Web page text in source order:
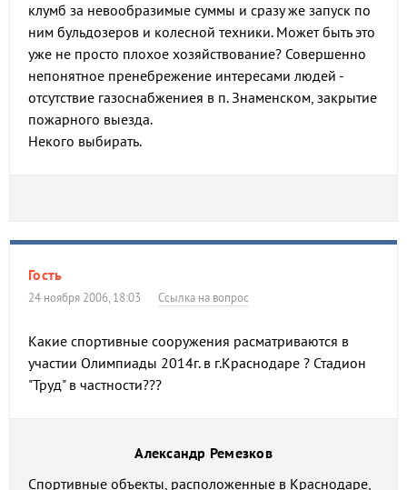
клумб за невообразимые суммы и сразу же запуск по
ним бульдозеров и колесной техники. Может быть это
уже не просто плохое хозяйствование? Совершенно
непонятное пренебрежение интересами людей -
отсутствие газоснабжениея в п. Знаменском, закрытие
пожарного выезда.
Некого выбирать.
Гость
24 ноября 2006, 18:03 Ссылка на вопрос
Какие спортивные сооружения расматриваются в
участии Олимпиады 2014г. в г.Краснодаре ? Стадион
"Труд" в частности???
Александр Ремезков
Спортивные объекты, расположенные в Краснодаре,